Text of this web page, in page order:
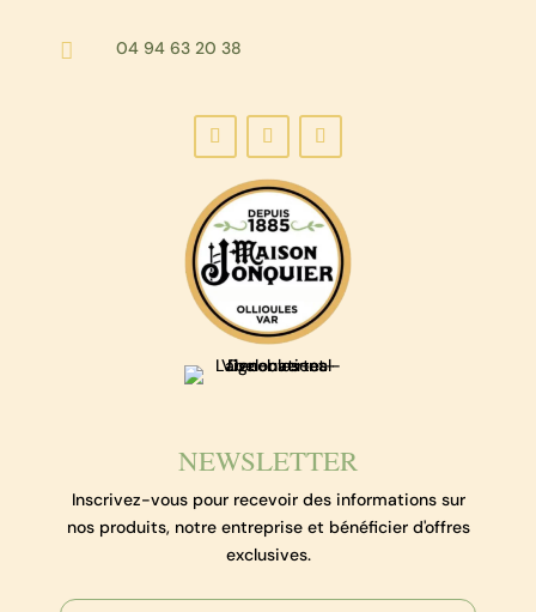
 04 94 63 20 38
NEWSLETTER
Inscrivez-vous pour recevoir des informations sur
nos produits, notre entreprise et bénéficier d'offres
exclusives.